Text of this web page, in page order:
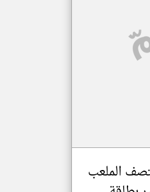
مصادر الأخبار من موريتانيا
الملعب